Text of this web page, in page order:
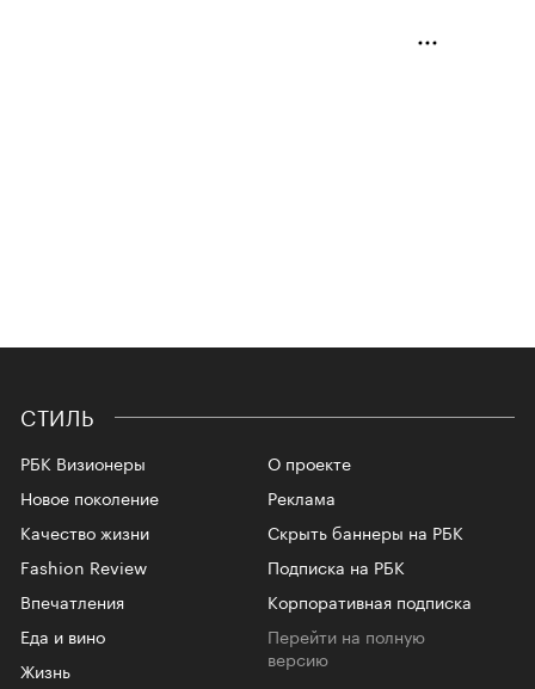
СТИЛЬ
РБК Визионеры
Новое поколение
Качество жизни
Fashion Review
Впечатления
Еда и вино
Жизнь
О проекте
Реклама
Скрыть баннеры на РБК
Подписка на РБК
Корпоративная подписка
Перейти на полную
версию